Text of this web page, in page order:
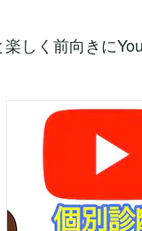
しく前向きに